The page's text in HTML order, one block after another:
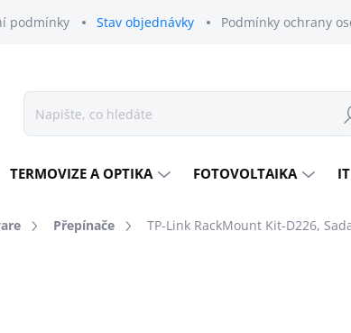
podmínky Stav objednávky Podmínky ochrany
TERMOVIZE A OPTIKA FOTOVOLTAIKA
Přepínače TP-Link RackMount Kit-D226,